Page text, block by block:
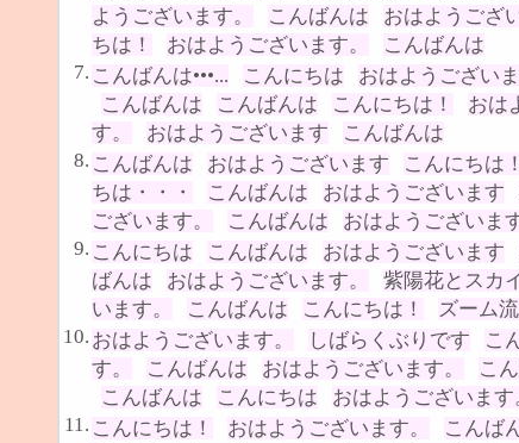
ようございます。
こんばんは おはようござ
ちは！
おはようございます。
こんばんは
7. こんばんは•••... こんにちは おはようございま
こんばんは
こんばんは こんにちは！ おは
す。
おはようございます
こんばんは
8. こんばんは おはようございます こんにちは！
ちは・・・
こんばんは おはようございます
ございます。
こんばんは
おはようございます
9. こんにちは こんばんは おはようございます
ばんは
おはようございます。 紫陽花とスカ
います。
こんばんは こんにちは！
ズーム
10. おはようございます。 しばらくぶりです こ
す。
こんばんは おはようございます。 こ
こんばんは
こんにちは
おはようございます
11. こんにちは！ おはようございます。 こんば